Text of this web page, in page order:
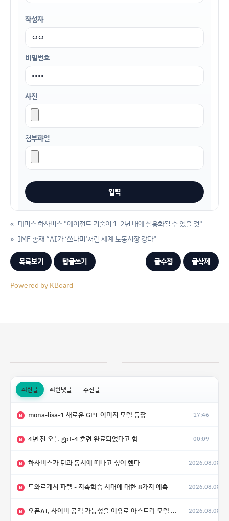
작성자
비밀번호
사진
첨부파일
« 데미스 하사비스 "에이전트 기술이 1-2년 내에 실용화될 수 있을 것"
IMF 총재 “AI가 ‘쓰나미’처럼 세계 노동시장 강타”
»
목록보기 답글쓰기 글수정 글삭제
Powered by KBoard
최신글 최신댓글 추천글
N mona-lisa-1 새로운 GPT 이미지 모델 등장 17:46
N 4년 전 오늘 gpt-4 훈련 완료되었다고 함 00:09
N 하사비스가 딘과 동시에 떠나고 싶어 했다 2026.08.08
N 드와르케시 파텔 - 지속학습 시대에 대한 8가지 예측 2026.08.08
N 오픈AI, 사이버 공격 가능성을 이유로 아스트라 모델 출시 연기 2026.08.08